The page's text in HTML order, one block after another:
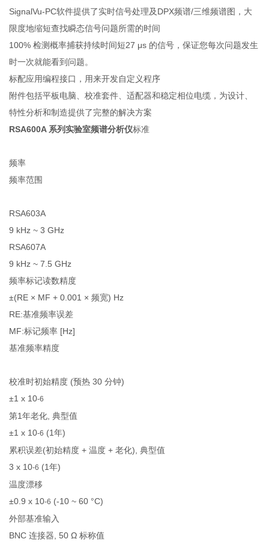
SignalVu-PC软件提供了实时信号处理及DPX频谱/三维频谱图，大
限度地缩短查找瞬态信号问题所需的时间
100% 检测概率捕获持续时间短27 μs 的信号，保证您每次问题发生
时一次就能看到问题。
标配应用编程接口，用来开发自定义程序
附件包括平板电脑、校准套件、适配器和稳定相位电缆，为设计、
特性分析和制造提供了完整的解决方案
RSA600A 系列实验室频谱分析仪标准
频率
频率范围
RSA603A
9 kHz ~ 3 GHz
RSA607A
9 kHz ~ 7.5 GHz
频率标记读数精度
±(RE × MF + 0.001 × 频宽) Hz
RE:基准频率误差
MF:标记频率 [Hz]
基准频率精度
校准时初始精度 (预热 30 分钟)
±1 x 10-6
第1年老化, 典型值
±1 x 10-6 (1年)
累积误差(初始精度 + 温度 + 老化), 典型值
3 x 10-6 (1年)
温度漂移
±0.9 x 10-6 (-10 ~ 60 °C)
外部基准输入
BNC 连接器, 50 Ω 标称值